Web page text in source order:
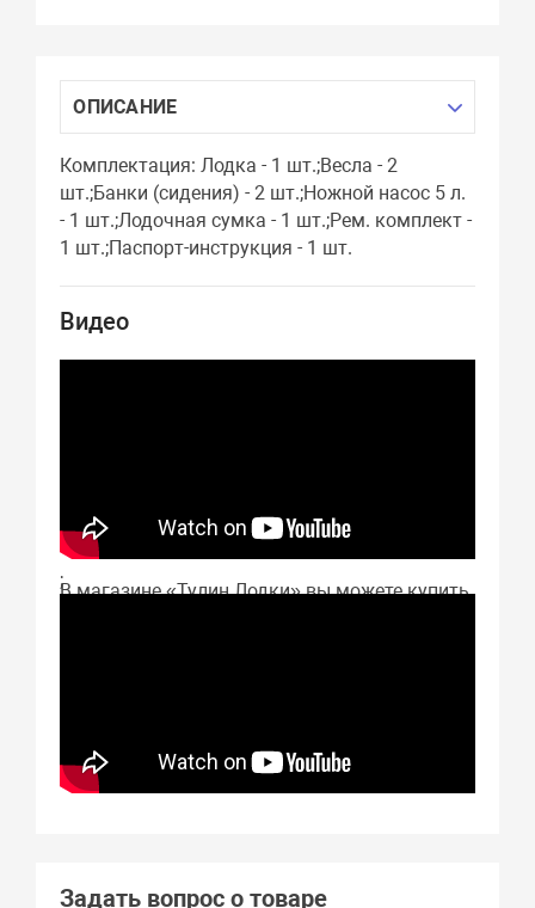
ОПИСАНИЕ
Комплектация: Лодка - 1 шт.;Весла - 2
шт.;Банки (сидения) - 2 шт.;Ножной насос 5 л.
- 1 шт.;Лодочная сумка - 1 шт.;Рем. комплект -
1 шт.;Паспорт-инструкция - 1 шт.
Видео
;В магазине «Тулин Лодки» вы можете купить
нас в интернет-магазине. Мы привезём вам
Aquilon CB 460 быстро и недорого.
Задать вопрос о товаре